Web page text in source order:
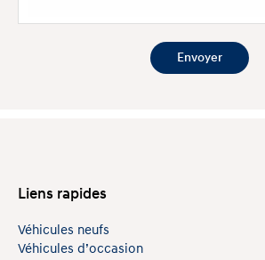
Liens rapides
Véhicules neufs
Véhicules d’occasion